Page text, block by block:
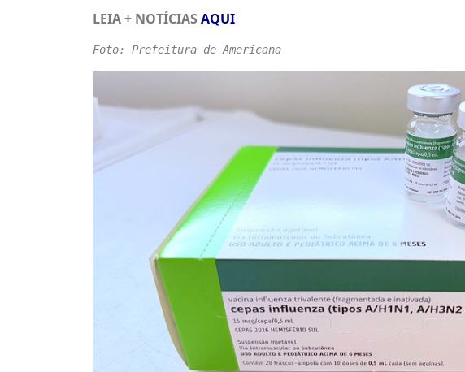
LEIA + NOTÍCIAS AQUI
Foto: Prefeitura de Americana